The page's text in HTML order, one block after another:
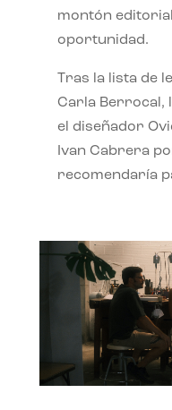
montón
oportunidad.
Tras la lista de
Carla Berrocal,
el diseñador
Ivan Cabrera
recomendaría